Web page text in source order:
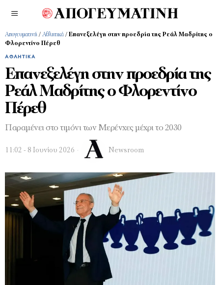
Απογευματινή / Αθλητικά / Επανεξελέγη στην προεδρία της Ρεάλ Μαδρίτης ο
Φλορεντίνο Πέρεθ
ΑΘΛΗΤΙΚΆ
Επανεξελέγη στην προεδρία της
Ρεάλ Μαδρίτης ο Φλορεντίνο
Πέρεθ
Παραμένει στο τιμόνι των Μερένχες μέχρι το 2030
11:02 - 8 Ιουνίου 2026 Newsroom